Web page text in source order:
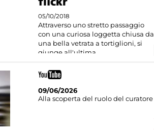
05/10/2018
Attraverso uno stretto passaggio
con una curiosa loggetta chiusa da
una bella vetrata a tortiglioni, si
giunge all'ultima
09/06/2026
Alla scoperta del ruolo del curatore